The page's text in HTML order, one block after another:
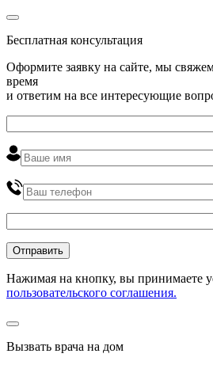
Бесплатная консультация
Оформите заявку на сайте, мы
время
и ответим на все интересующие
Нажимая на кнопку, вы принимаете
пользовательского соглашения.
Вызвать врача на дом